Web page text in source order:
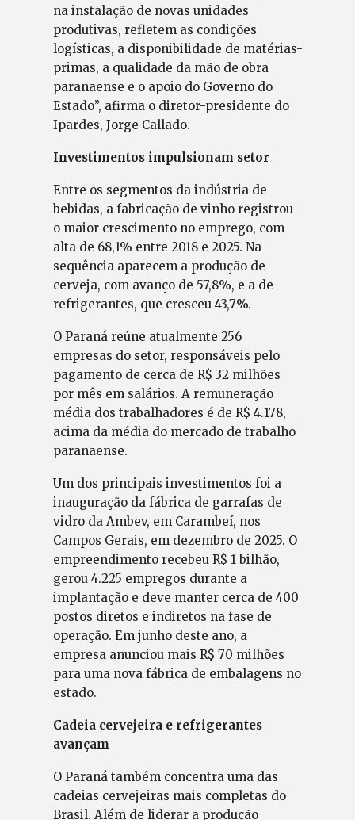
na instalação de novas unidades
produtivas, refletem as condições
logísticas, a disponibilidade de matérias-
primas, a qualidade da mão de obra
paranaense e o apoio do Governo do
Estado”, afirma o diretor-presidente do
Ipardes, Jorge Callado.
Investimentos impulsionam setor
Entre os segmentos da indústria de
bebidas, a fabricação de vinho registrou
o maior crescimento no emprego, com
alta de 68,1% entre 2018 e 2025. Na
sequência aparecem a produção de
cerveja, com avanço de 57,8%, e a de
refrigerantes, que cresceu 43,7%.
O Paraná reúne atualmente 256
empresas do setor, responsáveis pelo
pagamento de cerca de R$ 32 milhões
por mês em salários. A remuneração
média dos trabalhadores é de R$ 4.178,
acima da média do mercado de trabalho
paranaense.
Um dos principais investimentos foi a
inauguração da fábrica de garrafas de
vidro da Ambev, em Carambeí, nos
Campos Gerais, em dezembro de 2025. O
empreendimento recebeu R$ 1 bilhão,
gerou 4.225 empregos durante a
implantação e deve manter cerca de 400
postos diretos e indiretos na fase de
operação. Em junho deste ano, a
empresa anunciou mais R$ 70 milhões
para uma nova fábrica de embalagens no
estado.
Cadeia cervejeira e refrigerantes
avançam
O Paraná também concentra uma das
cadeias cervejeiras mais completas do
Brasil. Além de liderar a produção